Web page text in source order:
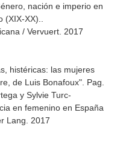
nación e imperio en
(XIX-XX).
/ Vervuert. 2017
histéricas: las mujeres
de Luis Bonafoux". Pag.
y Sylvie Turc-
en femenino en España
Lang. 2017